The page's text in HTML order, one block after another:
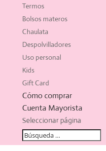
Termos
Bolsos materos
Chaulata
Despolvilladores
Uso personal
Kids
Gift Card
Cómo comprar
Cuenta Mayorista
Seleccionar página